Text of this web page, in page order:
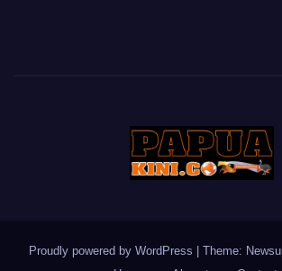
Proudly powered by WordPress Theme: